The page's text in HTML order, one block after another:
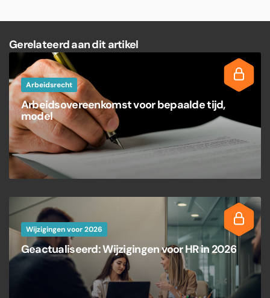
Gerelateerd aan dit artikel
Arbeidsrecht
Arbeidsovereenkomst voor bepaalde tijd,
model
Wijzigingen voor 2026
Geactualiseerd: Wijzigingen voor HR in 2026